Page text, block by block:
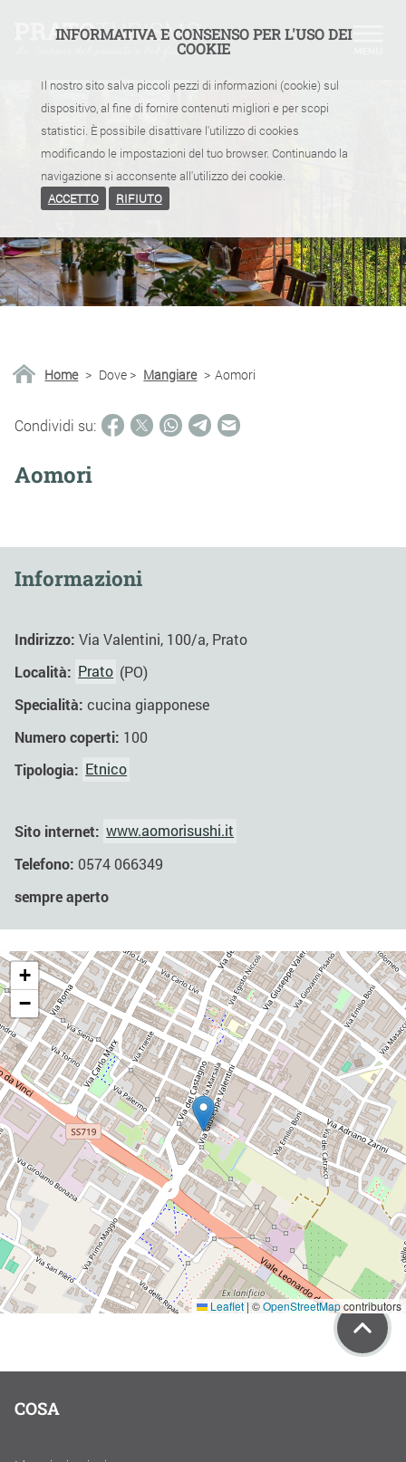
INFORMATIVA E CONSENSO PER L'USO DEI
COOKIE
Il nostro sito salva piccoli pezzi di informazioni (cookie) sul
dispositivo, al fine di fornire contenuti migliori e per scopi
statistici. È possibile disattivare l'utilizzo di cookies
modificando le impostazioni del tuo browser. Continuando la
navigazione si acconsente all'utilizzo dei cookie.
ACCETTO
RIFIUTO
Home > Dove > Mangiare > Aomori
Condividi su:
Aomori
Informazioni
Indirizzo: Via Valentini, 100/a, Prato
Località: Prato (PO)
Specialità: cucina giapponese
Numero coperti: 100
Tipologia: Etnico
Sito internet: www.aomorisushi.it
Telefono: 0574 066349
sempre aperto
+
−
Leaflet|©OpenStreetMapcontributors
COSA